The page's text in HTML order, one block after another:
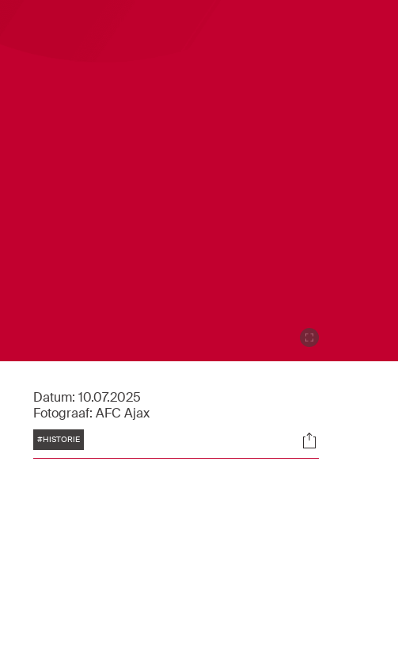
Datum: 10.07.2025
Fotograaf: AFC Ajax
Tags
#HISTORIE Socials